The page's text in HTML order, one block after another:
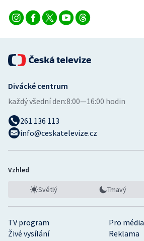
TV program
Pro média
Živé vysílání
Reklama
Divácké centrum
každý všední den:8:00—16:00 hodin
261 136 113
info@ceskatelevize.cz
Vzhled
Světlý Tmavý